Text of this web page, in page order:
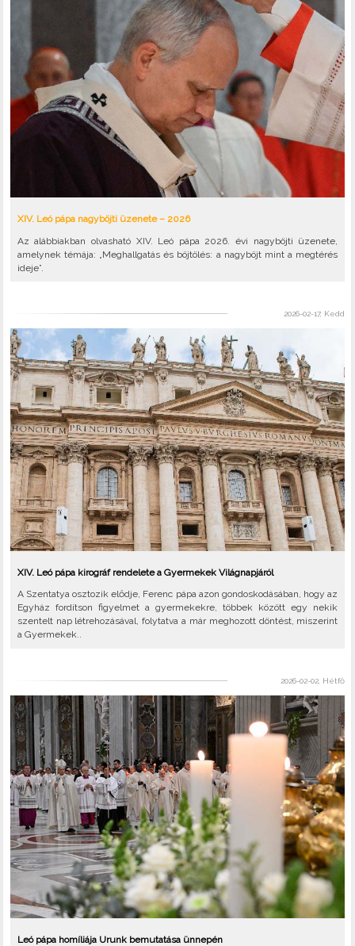
XIV. Leó pápa nagyböjti üzenete – 2026
Az alábbiakban olvasható XIV. Leó pápa 2026. évi nagyböjti üzenete,
amelynek témája: „Meghallgatás és böjtölés: a nagyböjt mint a megtérés
ideje”.
2026-02-17, Kedd
XIV. Leó pápa kirográf rendelete a Gyermekek Világnapjáról
A Szentatya osztozik elődje, Ferenc pápa azon gondoskodásában, hogy az
Egyház fordítson figyelmet a gyermekekre, többek között egy nekik
szentelt nap létrehozásával, folytatva a már meghozott döntést, miszerint
a Gyermekek..
2026-02-02, Hétfő
Leó pápa homíliája Urunk bemutatása ünnepén